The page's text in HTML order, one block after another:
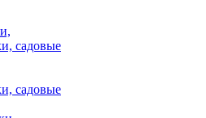
cадовые